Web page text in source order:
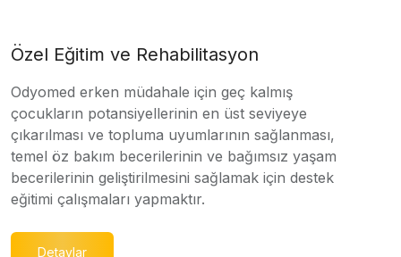
Özel Eğitim ve Rehabilitasyon
Odyomed erken müdahale için geç kalmış
çocukların potansiyellerinin en üst seviyeye
çıkarılması ve topluma uyumlarının sağlanması,
temel öz bakım becerilerinin ve bağımsız yaşam
becerilerinin geliştirilmesini sağlamak için destek
eğitimi çalışmaları yapmaktır.
Detaylar